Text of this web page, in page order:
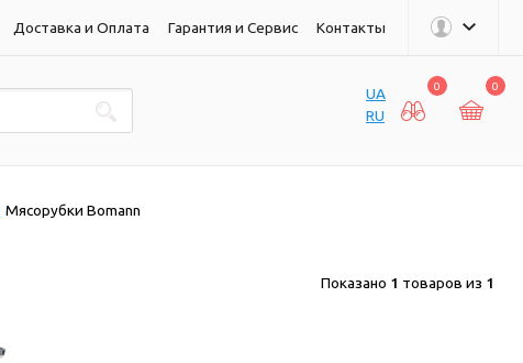
Доставка и Оплата Гарантия и Сервис Контакты
UA
RU
0 0
Мясорубки Bomann
Показано 1 товаров из 1